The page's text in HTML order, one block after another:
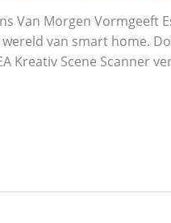
Van Morgen Vormgeeft
van smart home.
Kreativ Scene Scanner